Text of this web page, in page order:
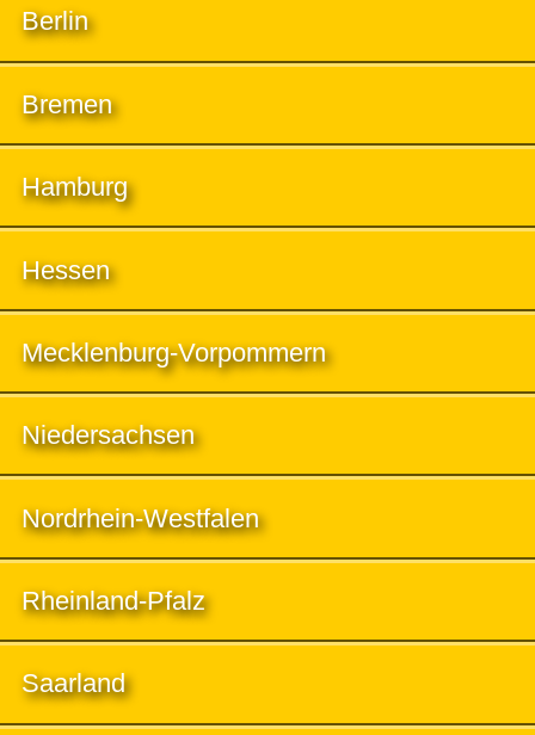
Berlin
Bremen
Hamburg
Hessen
Mecklenburg-Vorpommern
Niedersachsen
Nordrhein-Westfalen
Rheinland-Pfalz
Saarland